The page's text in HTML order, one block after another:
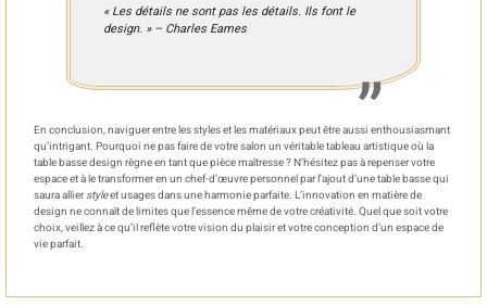
« Les détails ne sont pas les détails. Ils font le
design. » – Charles Eames
En conclusion, naviguer entre les styles et les matériaux peut être aussi enthousiasmant
qu’intrigant. Pourquoi ne pas faire de votre salon un véritable tableau artistique où la
table basse design règne en tant que pièce maîtresse ? N’hésitez pas à repenser votre
espace et à le transformer en un chef-d’œuvre personnel par l’ajout d’une table basse qui
saura allier styleet usages dans une harmonie parfaite. L’innovation en matière de
design ne connaît de limites que l’essence même de votre créativité. Quel que soit votre
choix, veillez à ce qu’il reflète votre vision du plaisir et votre conception d’un espace de
vie parfait.